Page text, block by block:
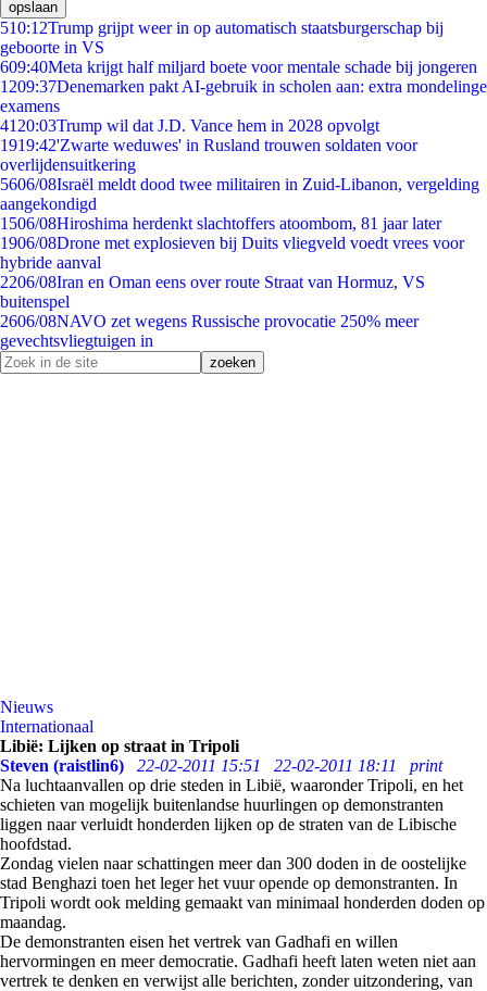
opslaan
510:12Trump grijpt weer in op automatisch staatsburgerschap bij
geboorte in VS
609:40Meta krijgt half miljard boete voor mentale schade bij jongeren
1209:37Denemarken pakt AI-gebruik in scholen aan: extra mondelinge
examens
41 20:03Trump wil dat J.D. Vance hem in 2028 opvolgt
1919:42'Zwarte weduwes' in Rusland trouwen soldaten voor
overlijdensuitkering
5606/08Israël meldt dood twee militairen in Zuid-Libanon, vergelding
aangekondigd
1506/08Hiroshima herdenkt slachtoffers atoombom, 81 jaar later
1906/08Drone met explosieven bij Duits vliegveld voedt vrees voor
hybride aanval
2206/08Iran en Oman eens over route Straat van Hormuz, VS
buitenspel
2606/08NAVO zet wegens Russische provocatie 250% meer
gevechtsvliegtuigen in
Nieuws
Internationaal
Libië: Lijken op straat in Tripoli
Steven (raistlin6)
22-02-2011 15:51 22-02-2011 18:11
print
Na luchtaanvallen op drie steden in Libië, waaronder Tripoli, en het
schieten van mogelijk buitenlandse huurlingen op demonstranten
liggen naar verluidt honderden lijken op de straten van de Libische
hoofdstad.
Zondag vielen naar schattingen meer dan 300 doden in de oostelijke
stad Benghazi toen het leger het vuur opende op demonstranten. In
Tripoli wordt ook melding gemaakt van minimaal honderden doden op
maandag.
De demonstranten eisen het vertrek van Gadhafi en willen
hervormingen en meer democratie. Gadhafi heeft laten weten niet aan
vertrek te denken en verwijst alle berichten, zonder uitzondering, van